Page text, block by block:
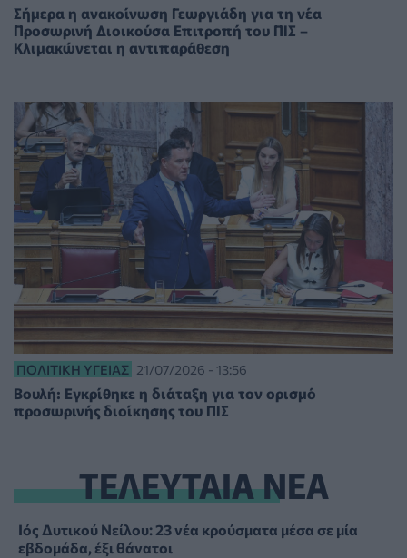
Σήμερα η ανακοίνωση Γεωργιάδη για τη νέα
Προσωρινή Διοικούσα Επιτροπή του ΠΙΣ –
Κλιμακώνεται η αντιπαράθεση
ΠΟΛΙΤΙΚΉ ΥΓΕΊΑΣ 21/07/2026 - 13:56
Βουλή: Εγκρίθηκε η διάταξη για τον ορισμό
προσωρινής διοίκησης του ΠΙΣ
ΤΕΛΕΥΤΑΙΑ ΝΕΑ
Ιός Δυτικού Νείλου: 23 νέα κρούσματα μέσα σε μία
εβδομάδα, έξι θάνατοι